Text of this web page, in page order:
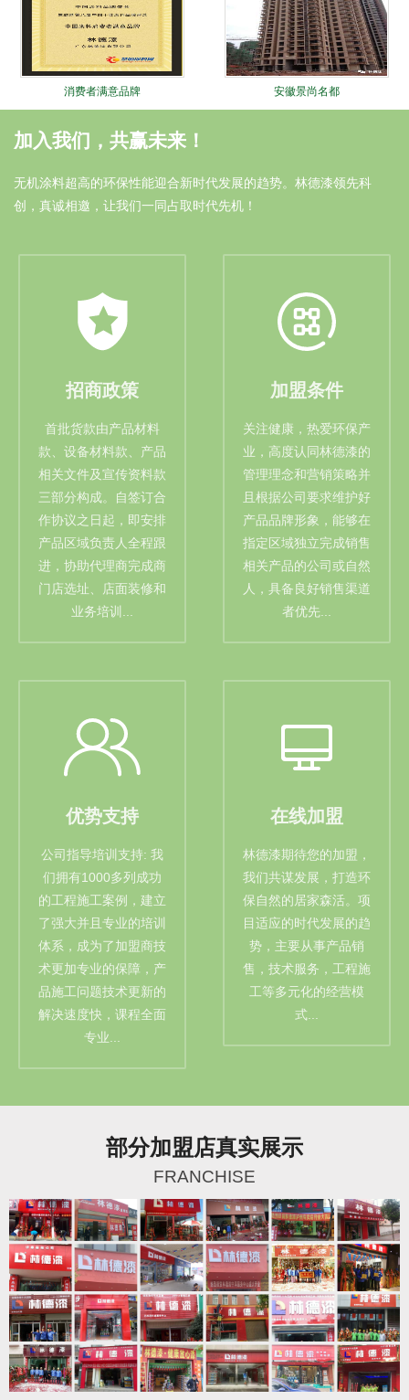
消费者满意品牌 安徽景尚名都
林德十大锐进证书 大连远洋广场
加入我们，共赢未来！
无机涂料超高的环保性能迎合新时代发展的趋势。林德漆领先科
创，真诚相邀，让我们一同占取时代先机！
招商政策
首批货款由产品材料
款、设备材料款、产品
相关文件及宣传资料款
三部分构成。自签订合
作协议之日起，即安排
产品区域负责人全程跟
进，协助代理商完成商
门店选址、店面装修和
业务培训...
加盟条件
关注健康，热爱环保产
业，高度认同林德漆的
管理理念和营销策略并
且根据公司要求维护好
产品品牌形象，能够在
指定区域独立完成销售
相关产品的公司或自然
人，具备良好销售渠道
者优先...
优势支持
公司指导培训支持: 我
们拥有1000多列成功
的工程施工案例，建立
了强大并且专业的培训
体系，成为了加盟商技
术更加专业的保障，产
品施工问题技术更新的
解决速度快，课程全面
专业...
在线加盟
林德漆期待您的加盟，
我们共谋发展，打造环
保自然的居家森活。项
目适应的时代发展的趋
势，主要从事产品销
售，技术服务，工程施
工等多元化的经营模
式...
部分加盟店真实展示
FRANCHISE